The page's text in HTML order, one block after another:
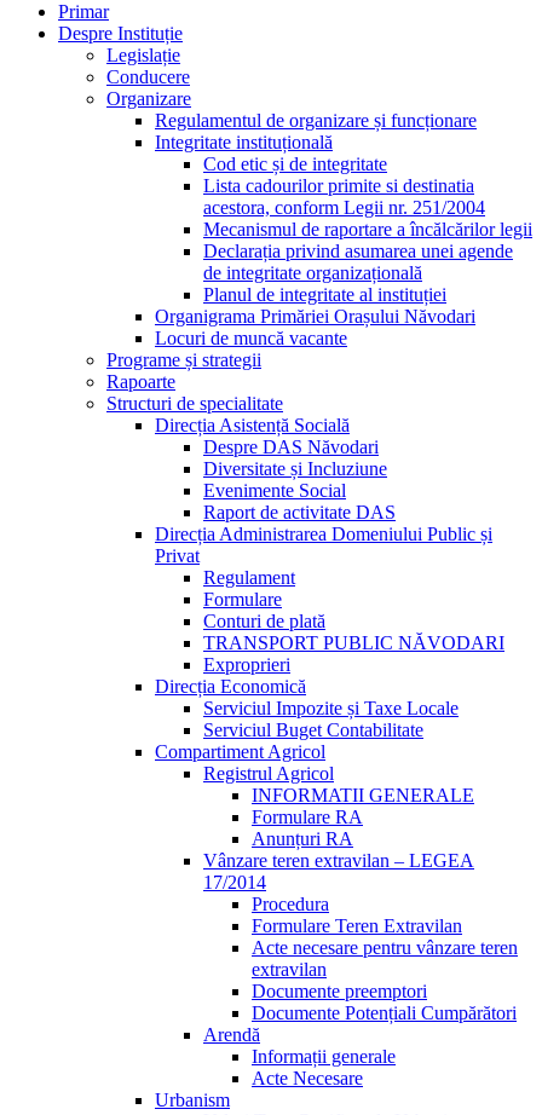
Primar
Despre Instituție
Legislație
Conducere
Organizare
Regulamentul de organizare și funcționare
Integritate instituțională
Cod etic și de integritate
Lista cadourilor primite si destinatia
acestora, conform Legii nr. 251/2004
Mecanismul de raportare a încălcărilor legii
Declarația privind asumarea unei agende
de integritate organizațională
Planul de integritate al instituției
Organigrama Primăriei Orașului Năvodari
Locuri de muncă vacante
Programe și strategii
Rapoarte
Structuri de specialitate
Direcția Asistență Socială
Despre DAS Năvodari
Diversitate și Incluziune
Evenimente Social
Raport de activitate DAS
Direcția Administrarea Domeniului Public și
Privat
Regulament
Formulare
Conturi de plată
TRANSPORT PUBLIC NĂVODARI
Exproprieri
Direcția Economică
Serviciul Impozite și Taxe Locale
Serviciul Buget Contabilitate
Compartiment Agricol
Registrul Agricol
INFORMATII GENERALE
Formulare RA
Anunțuri RA
Vânzare teren extravilan – LEGEA
17/2014
Procedura
Formulare Teren Extravilan
Acte necesare pentru vânzare teren
extravilan
Documente preemptori
Documente Potențiali Cumpărători
Arendă
Informații generale
Acte Necesare
Urbanism